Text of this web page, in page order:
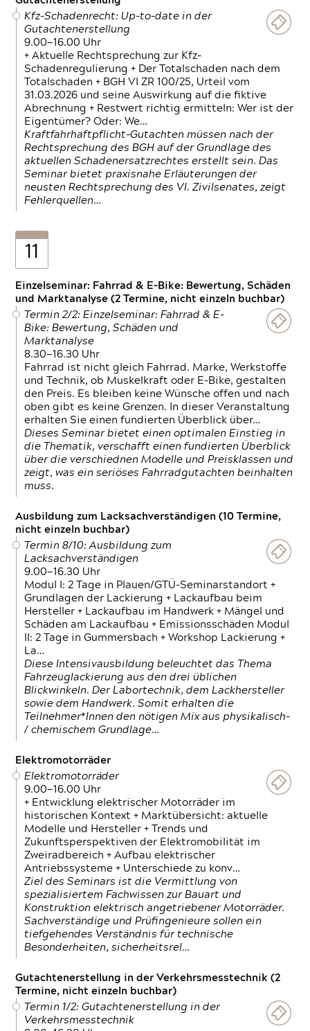
Kfz-Schadenrecht: Up-to-date in der
Gutachtenerstellung
9.00—16.00 Uhr
+ Aktuelle Rechtsprechung zur Kfz-
Schadenregulierung + Der Totalschaden nach dem
Totalschaden + BGH VI ZR 100/25, Urteil vom
31.03.2026 und seine Auswirkung auf die fiktive
Abrechnung + Restwert richtig ermitteln: Wer ist der
Eigentümer? Oder: We…
Kraftfahrhaftpflicht-Gutachten müssen nach der
Rechtsprechung des BGH auf der Grundlage des
aktuellen Schadenersatzrechtes erstellt sein. Das
Seminar bietet praxisnahe Erläuterungen der
neusten Rechtsprechung des VI. Zivilsenates, zeigt
Fehlerquellen…
11
Einzelseminar: Fahrrad & E-Bike: Bewertung, Schäden
und Marktanalyse (2 Termine, nicht einzeln buchbar)
Termin 2/2: Einzelseminar: Fahrrad & E-
Bike: Bewertung, Schäden und
Marktanalyse
8.30—16.30 Uhr
Fahrrad ist nicht gleich Fahrrad. Marke, Werkstoffe
und Technik, ob Muskelkraft oder E-Bike, gestalten
den Preis. Es bleiben keine Wünsche offen und nach
oben gibt es keine Grenzen. In dieser Veranstaltung
erhalten Sie einen fundierten Überblick über…
Dieses Seminar bietet einen optimalen Einstieg in
die Thematik, verschafft einen fundierten Überblick
über die verschiednen Modelle und Preisklassen und
zeigt, was ein seriöses Fahrradgutachten beinhalten
muss.
Ausbildung zum Lacksachverständigen (10 Termine,
nicht einzeln buchbar)
Termin 8/10: Ausbildung zum
Lacksachverständigen
9.00—16.30 Uhr
Modul I: 2 Tage in Plauen/GTÜ-Seminarstandort +
Grundlagen der Lackierung + Lackaufbau beim
Hersteller + Lackaufbau im Handwerk + Mängel und
Schäden am Lackaufbau + Emissionsschäden Modul
II: 2 Tage in Gummersbach + Workshop Lackierung +
La…
Diese Intensivausbildung beleuchtet das Thema
Fahrzeuglackierung aus den drei üblichen
Blickwinkeln. Der Labortechnik, dem Lackhersteller
sowie dem Handwerk. Somit erhalten die
Teilnehmer*Innen den nötigen Mix aus physikalisch-
/ chemischem Grundlage…
Elektromotorräder
Elektromotorräder
9.00—16.00 Uhr
+ Entwicklung elektrischer Motorräder im
historischen Kontext + Marktübersicht: aktuelle
Modelle und Hersteller + Trends und
Zukunftsperspektiven der Elektromobilität im
Zweiradbereich + Aufbau elektrischer
Antriebssysteme + Unterschiede zu konv…
Ziel des Seminars ist die Vermittlung von
spezialisiertem Fachwissen zur Bauart und
Konstruktion elektrisch angetriebener Motorräder.
Sachverständige und Prüfingenieure sollen ein
tiefgehendes Verständnis für technische
Besonderheiten, sicherheitsrel…
Gutachtenerstellung in der Verkehrsmesstechnik (2
Termine, nicht einzeln buchbar)
Termin 1/2: Gutachtenerstellung in der
Verkehrsmesstechnik